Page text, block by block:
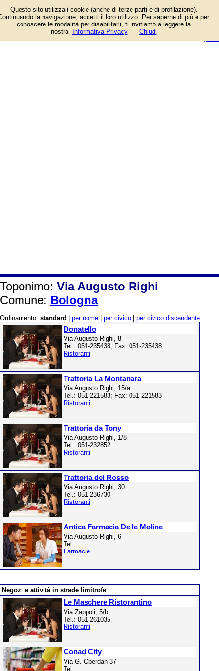
in Via Augusto Righi a Bologna.
Tra le attività: Donatello, Trattoria
La Montanara, Trattoria da Tony,
Trattoria del Rosso. Mappa e foto.
Toponimo: Via Augusto Righi
Comune: Bologna
Ordinamento: standard per nome per civico per civico discendente
Donatello
Via Augusto Righi, 8
Tel.: 051-235438; Fax: 051-235438
Ristoranti
Trattoria La Montanara
Via Augusto Righi, 15/a
Tel.: 051-221583; Fax: 051-221583
Ristoranti
Trattoria da Tony
Via Augusto Righi, 1/8
Tel.: 051-232852
Ristoranti
Trattoria del Rosso
Via Augusto Righi, 30
Tel.: 051-236730
Ristoranti
Antica Farmacia Delle Moline
Via Augusto Righi, 6
Tel.:
Farmacie
Negozi e attività in strade limitrofe
Le Maschere Ristorantino
Via Zappoli, 5/b
Tel.: 051-261035
Ristoranti
Conad City
Via G. Oberdan 37
Tel.:
Questo sito utilizza i cookie (anche di terze parti e di profilazione).
la navigazione, accetti il loro utilizzo. Per saperne di più e per
conoscere le modalità per disabilitarli, ti invitiamo a leggere la
nostra
Informativa Privacy Chiudi